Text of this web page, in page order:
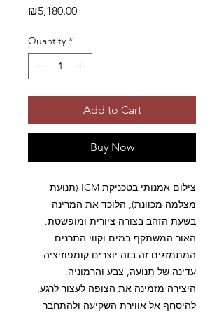
₪5,180.00Price
Quantity *
Add to Cart
Buy Now
צילום אמנותי בטכניקת ICM (תנועת
מצלמה מכוונת), הלוכד את המרינה
בשעת הזהב בצורה ציורית ומופשטת.
האור המשתקף במים וקווי התרנים
המתמזגים זה בזה יוצרים קומפוזיציה
עדינה של תנועה, צבע והרמוניה.
היצירה מזמינה את הצופה לעצור לרגע,
להיסחף אל אווירת השקיעה ולהתחבר